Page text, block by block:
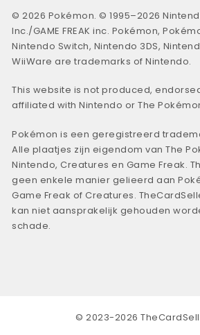
© 2026 Pokémon. © 1995–2026
Inc./GAME FREAK inc. Pokémon,
Nintendo Switch, Nintendo 3DS,
WiiWare are trademarks of Nintendo.
This website is not produced,
affiliated with Nintendo or The
Pokémon is een geregistreerd
Alle plaatjes zijn eigendom van The
Nintendo, Creatures en Game Freak.
geen enkele manier gelieerd aan
Game Freak of Creatures.
kan niet aansprakelijk gehouden
schade.
© 2023-2026